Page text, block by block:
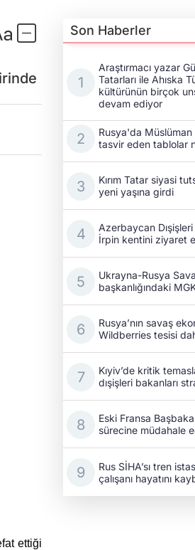
ettiği
Son Haberler
Araştırmacı yazar
Tatarları ile Ahıska
kültürünün birçok
devam ediyor
Rusya'da
tasvir eden tablolar
Kırım Tatar siyasi
yeni yaşına girdi
Azerbaycan
İrpin kentini ziyaret
Ukrayna-Rusya
başkanlığındaki
Rusya’nın savaş
Wildberries tesisi
Kıyiv’de kritik
dışişleri bakanları
Eski Fransa
sürecine müdahale
Rus SİHA’sı tren
çalışanı hayatını